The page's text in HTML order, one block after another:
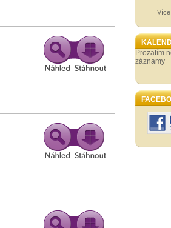
Prozatím
záznamy